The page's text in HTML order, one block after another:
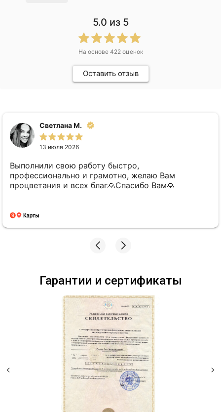
5.0 из 5
На основе 422оценок
Оставить отзыв
Светлана М.
13 июля 2026
Выполнили свою работу быстро,
профессионально и грамотно, желаю Вам
процветания и всех благ🙏Спасибо Вам🙏
Гарантии и сертификаты